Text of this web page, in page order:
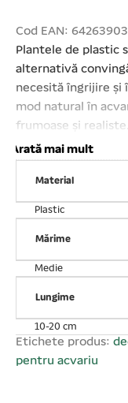
Cod EAN:
Plantele de plastic
alternativă
necesită îngrijire și
mod natural în
frumoase și
se îngroapă în baza
perfecte pentru
siguranță, fără
dăunează apei din
Înălțimea plantei –
Arată mai mult
Material
Plastic
Mărime
Medie
Lungime
10-20 cm
Etichete produs:
pentru acvariu